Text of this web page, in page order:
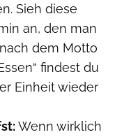
Sieh diese
an, den man
dem Motto
findest du
Einheit wieder
Wenn wirklich